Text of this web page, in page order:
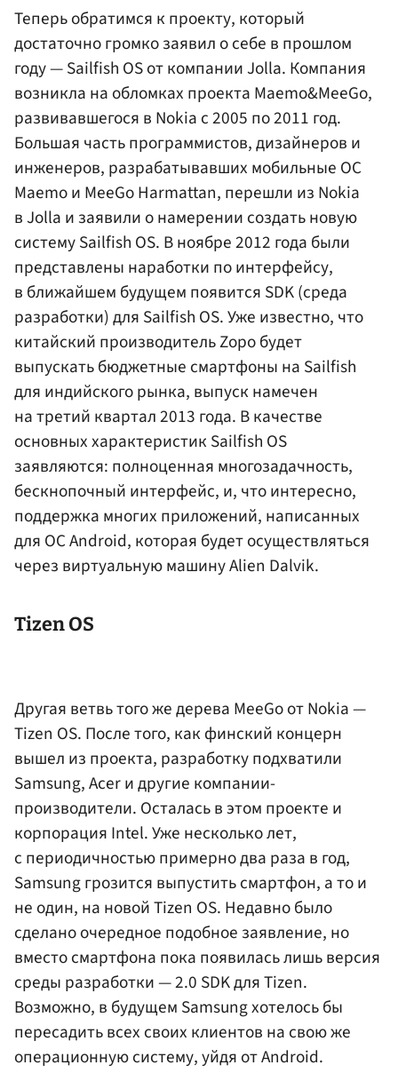
Теперь обратимся к проекту, который
достаточно громко заявил о себе в прошлом
году — Sailfish OS от компании Jolla. Компания
возникла на обломках проекта Maemo&MeeGo,
развивавшегося в Nokia с 2005 по 2011 год.
Большая часть программистов, дизайнеров и
инженеров, разрабатывавших мобильные ОС
Maemo и MeeGo Harmattan, перешли из Nokia
в Jolla и заявили о намерении создать новую
систему Sailfish OS. В ноябре 2012 года были
представлены наработки по интерфейсу,
в ближайшем будущем появится SDK (среда
разработки) для Sailfish OS. Уже известно, что
китайский производитель Zopo будет
выпускать бюджетные смартфоны на Sailfish
для индийского рынка, выпуск намечен
на третий квартал 2013 года. В качестве
основных характеристик Sailfish OS
заявляются: полноценная многозадачность,
бескнопочный интерфейс, и, что интересно,
поддержка многих приложений, написанных
для ОС Android, которая будет осуществляться
через виртуальную машину Alien Dalvik.
Tizen OS
Другая ветвь того же дерева MeeGo от Nokia —
Tizen OS. После того, как финский концерн
вышел из проекта, разработку подхватили
Samsung, Acer и другие компании-
производители. Осталась в этом проекте и
корпорация Intel. Уже несколько лет,
с периодичностью примерно два раза в год,
Samsung грозится выпустить смартфон, а то и
не один, на новой Tizen OS. Недавно было
сделано очередное подобное заявление, но
вместо смартфона пока появилась лишь версия
среды разработки — 2.0 SDK для Tizen.
Возможно, в будущем Samsung хотелось бы
пересадить всех своих клиентов на свою же
операционную систему, уйдя от Android.